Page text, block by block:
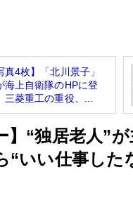
真4枚】「北川景子」
海上自衛隊のHPに登
菱重工の重役、...
】“独居老人”
いい仕事した